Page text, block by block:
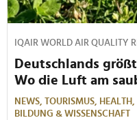
IQAIR WORLD AIR QUALITY
Deutschlands
Wo die Luft am
NEWS, TOURISMUS, HEALTH,
BILDUNG & WISSENSCHAFT